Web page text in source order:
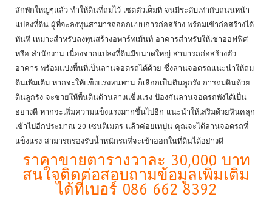
สักพักใหญ่ๆแล้ว ทำให้ดินที่ถมไว้ เซตตัวเต็มที่ จนมีระดับเท่ากับถนนหน้า
แปลงที่ดิน ผู้ที่จะลงทุนสามารถออกแบบการก่อสร้าง พร้อมเข้าก่อสร้างได้
ทันที เหมาะสำหรับลงทุนสร้างอพาร์ทเม้นท์ อาคารสำหรับให้เช่าออฟฟิศ
หรือ สำนักงาน เนื่องจากแปลงที่ดินมีขนาดใหญ่ สามารถก่อสร้างตัว
อาคาร พร้อมแบ่งพื้นที่เป็นลานจอดรถได้ด้วย ซึ่งลานจอดรถแนะนำให้ถม
ดินเพิ่มเติม หากจะให้แข็งแรงทนทาน ก็เลือกเป็นดินลูกรัง การถมดินด้วย
ดินลูกรัง จะช่วยให้พื้นดินด้านล่างแข็งแรง ป้องกันลานจอดรถพังได้เป็น
อย่างดี หากจะเพิ่มความแข็งแรงมากขึ้นไปอีก แนะนำให้เสริมด้วยหินคลุก
เข้าไปอีกประมาณ 20 เซนติเมตร แล้วค่อยเทปูน คุณจะได้ลานจอดรถที่
แข็งแรง สามารถรองรับน้ำหนักรถที่จะเข้าออกในที่ดินได้อย่างดี
ราคาขายตารางวาละ 30,000 บาท
สนใจติดต่อสอบถามข้อมูลเพิ่มเติม
ได้ที่เบอร์ 086 662 8392